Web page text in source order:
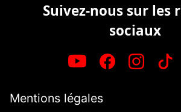
Suivez-nous sur les
sociaux
Mentions légales